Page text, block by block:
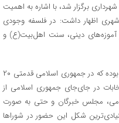
برگزار شد، با اشاره به اهمیت
اظهار داشت: در فلسفه وجودی
دینی، سنت اهل‌بیت(ع) و
وی با بیان اینکه شورا نهادی قدیمی و ریشه‌دار بوده که در جمهوری اسلامی قدمتی ۲۰
در جای‌جای جمهوری اسلامی از
مجلس خبرگان و حتی به صورت
شکل این حضور در شوراها